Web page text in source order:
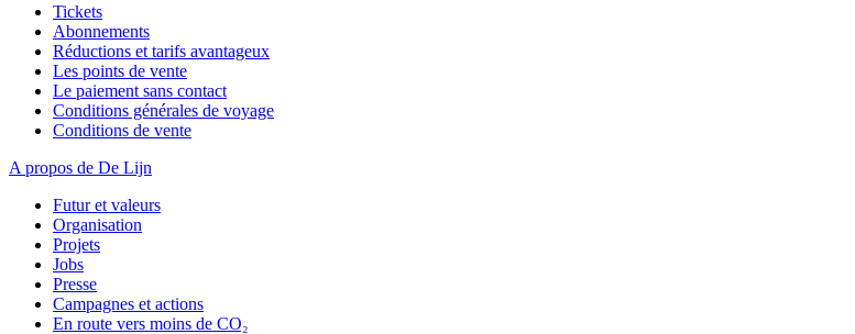
Tickets
Abonnements
Réductions et tarifs avantageux
Les points de vente
Le paiement sans contact
Conditions générales de voyage
Conditions de vente
A propos de De Lijn
Futur et valeurs
Organisation
Projets
Jobs
Presse
Campagnes et actions
En route vers moins de CO₂